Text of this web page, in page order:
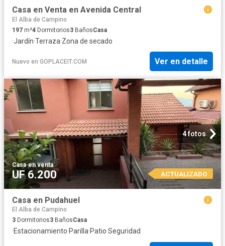
Casa en Venta en Avenida Central
El Alba de Campino
197 m²4 Dormitorios3 BañosCasa
·Jardín·Terraza·Zona de secado
Nuevo en GOPLACEIT.COM Ver en detalle
4 fotos
Casa·en venta
UF 6.200 ACTUALIZADO
Casa en Pudahuel
El Alba de Campino
3 Dormitorios3 BañosCasa
·Estacionamiento·Parilla·Patio·Seguridad